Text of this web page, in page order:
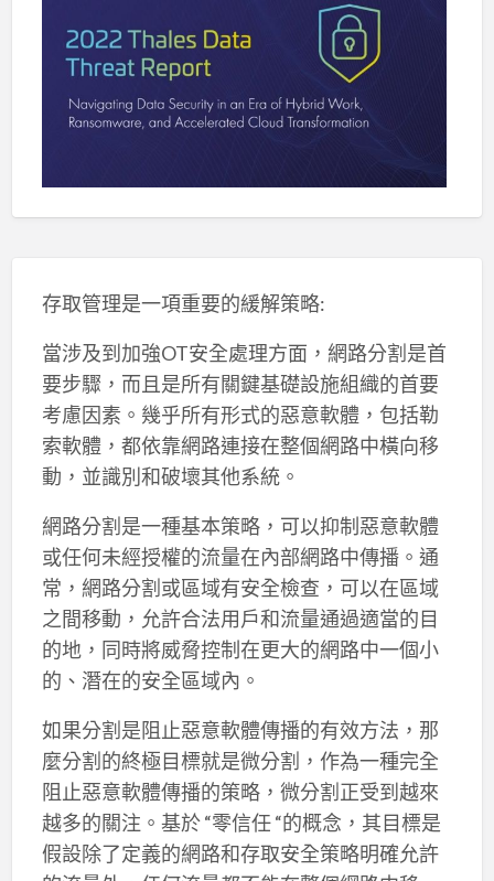
存取管理是一項重要的緩解策略:
當涉及到加強OT安全處理方面，網路分割是首
要步驟，而且是所有關鍵基礎設施組織的首要
考慮因素。幾乎所有形式的惡意軟體，包括勒
索軟體，都依靠網路連接在整個網路中橫向移
動，並識別和破壞其他系統。
網路分割是一種基本策略，可以抑制惡意軟體
或任何未經授權的流量在內部網路中傳播。通
常，網路分割或區域有安全檢查，可以在區域
之間移動，允許合法用戶和流量通過適當的目
的地，同時將威脅控制在更大的網路中一個小
的、潛在的安全區域內。
如果分割是阻止惡意軟體傳播的有效方法，那
麼分割的終極目標就是微分割，作為一種完全
阻止惡意軟體傳播的策略，微分割正受到越來
越多的關注。基於 “零信任 “的概念，其目標是
假設除了定義的網路和存取安全策略明確允許